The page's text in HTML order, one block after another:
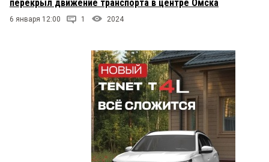
перекрыл движение транспорта в центре Омска
6 января 12:00 1 2024